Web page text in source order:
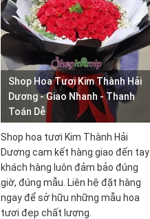
Shop Hoa Tươi Kim Thành Hải
Dương - Giao Nhanh - Thanh
Toán Dễ
Shop hoa tươi Kim Thành Hải
Dương cam kết hàng giao đến tay
khách hàng luôn đảm bảo đúng
giờ, đúng mẫu. Liên hệ đặt hàng
ngay để sở hữu những mẫu hoa
tươi đẹp chất lượng.